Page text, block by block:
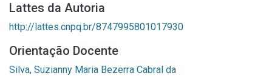
Lattes da Autoria
http://lattes.cnpq.br/8747995801017930
Orientação Docente
Silva, Suzianny Maria Bezerra Cabral da